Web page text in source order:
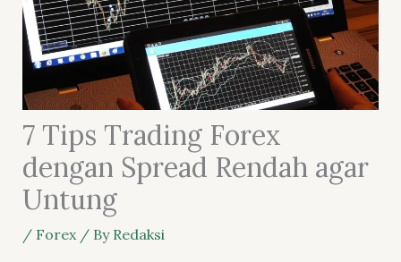
7 Tips Trading Forex
dengan Spread Rendah agar
Untung
/ Forex/ By Redaksi